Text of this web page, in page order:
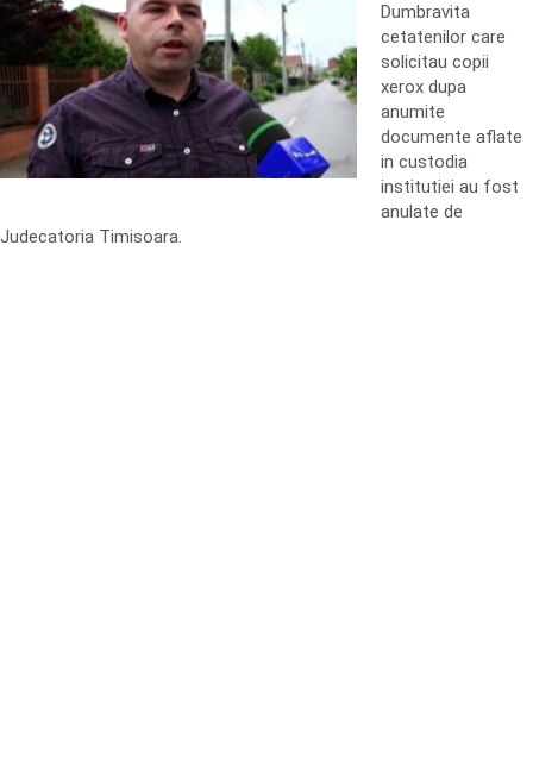
Dumbravita
cetatenilor care
solicitau copii
xerox dupa
anumite
documente aflate
in custodia
institutiei au fost
anulate de
Judecatoria Timisoara.